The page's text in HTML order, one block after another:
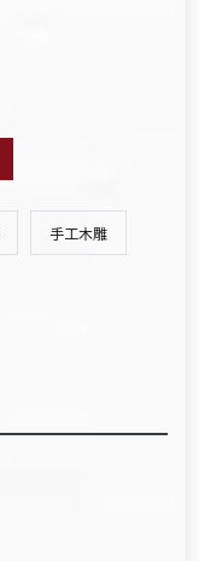
手工木雕